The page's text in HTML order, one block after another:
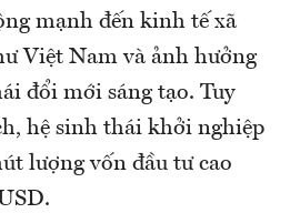
mạnh đến kinh tế xã
Việt Nam và ảnh hưởng
đổi mới sáng tạo. Tuy
hệ sinh thái khởi nghiệp
lượng vốn đầu tư cao